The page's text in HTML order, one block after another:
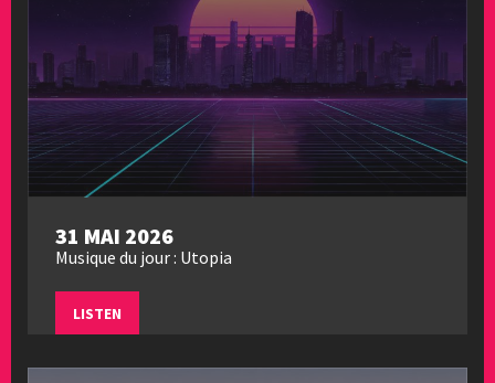
31 MAI 2026
Musique du jour : Utopia
LISTEN